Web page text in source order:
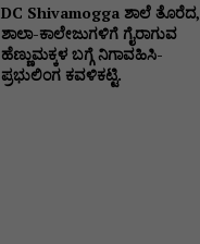
DC Shivamogga ಶಾಲೆ ತೊರೆದ,
ಶಾಲಾ-ಕಾಲೇಜುಗಳಿಗೆ ಗೈರಾಗುವ
ಹೆಣ್ಣುಮಕ್ಕಳ ಬಗ್ಗೆ ನಿಗಾವಹಿಸಿ-
ಪ್ರಭುಲಿಂಗ ಕವಳಿಕಟ್ಟಿ.